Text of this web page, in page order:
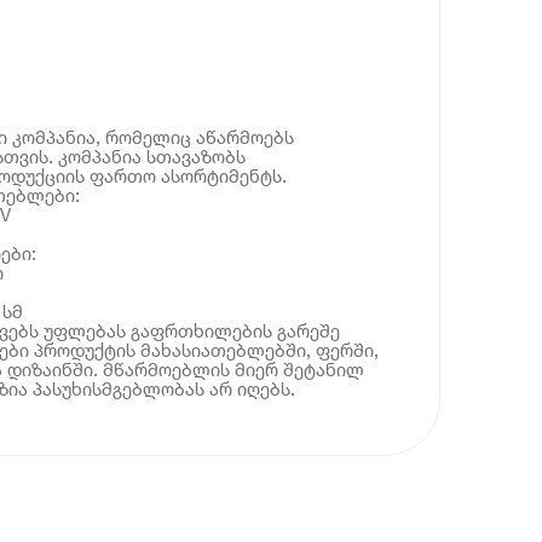
კომპანია, რომელიც აწარმოებს
კომპანია სთავაზობს
ფართო ასორტიმენტს.
უფლებას გაფრთხილების გარეშე
პროდუქტის მახასიათებლებში, ფერში,
დიზაინში. მწარმოებლის მიერ შეტანილ
პასუხისმგებლობას არ იღებს.